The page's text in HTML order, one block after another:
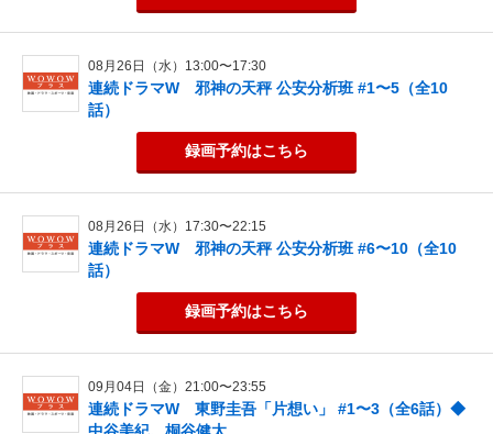
08月26日（水）13:00〜17:30
連続ドラマW 邪神の天秤 公安分析班 #1〜5（全10
話）
録画予約はこちら
08月26日（水）17:30〜22:15
連続ドラマW 邪神の天秤 公安分析班 #6〜10（全10
話）
録画予約はこちら
09月04日（金）21:00〜23:55
連続ドラマW 東野圭吾「片想い」 #1〜3（全6話）◆